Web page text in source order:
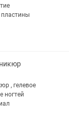
пластины
, гелевое
ногтей